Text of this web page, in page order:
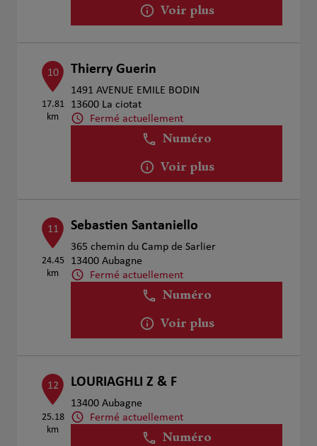
Voir plus
10
17.81
km
Thierry Guerin
1491 AVENUE EMILE BODIN
13600 La ciotat
Fermé actuellement
Numéro
Voir plus
11
24.45
km
Sebastien Santaniello
365 chemin du Camp de Sarlier
13400 Aubagne
Fermé actuellement
Numéro
Voir plus
12
25.18
km
LOURIAGHLI Z & F
13400 Aubagne
Fermé actuellement
Numéro